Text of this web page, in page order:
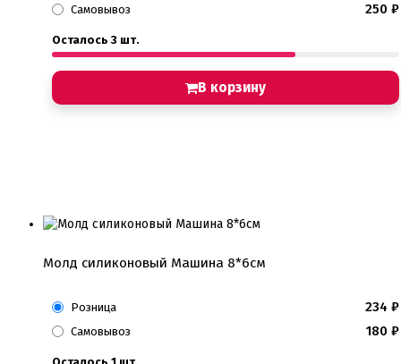
Самовывоз 250 ₽
Осталось 3 шт.
В корзину
Молд силиконовый Машина 8*6см
Розница 234 ₽
Самовывоз 180 ₽